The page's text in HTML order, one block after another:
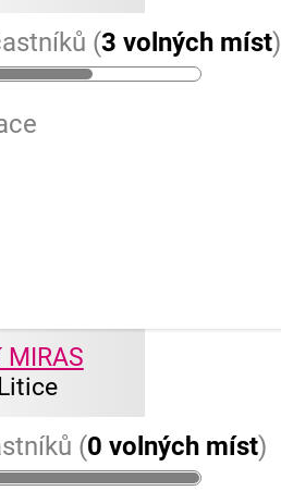
(3 volných míst)
(0 volných míst)